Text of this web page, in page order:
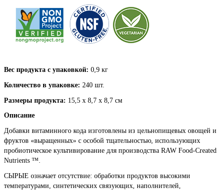
Вес продукта с упаковкой: 0,9 кг
Количество в упаковке: 240 шт.
Размеры продукта: 15,5 х 8,7 х 8,7 см
Описание
Добавки витаминного кода изготовлены из цельнопищевых овощей и
фруктов «выращенных» с особой тщательностью, использующих
пробиотическое культивирование для производства RAW Food-Created
Nutrients ™.
СЫРЫЕ означает отсутствие: обработки продуктов высокими
температурами, синтетических связующих, наполнителей,